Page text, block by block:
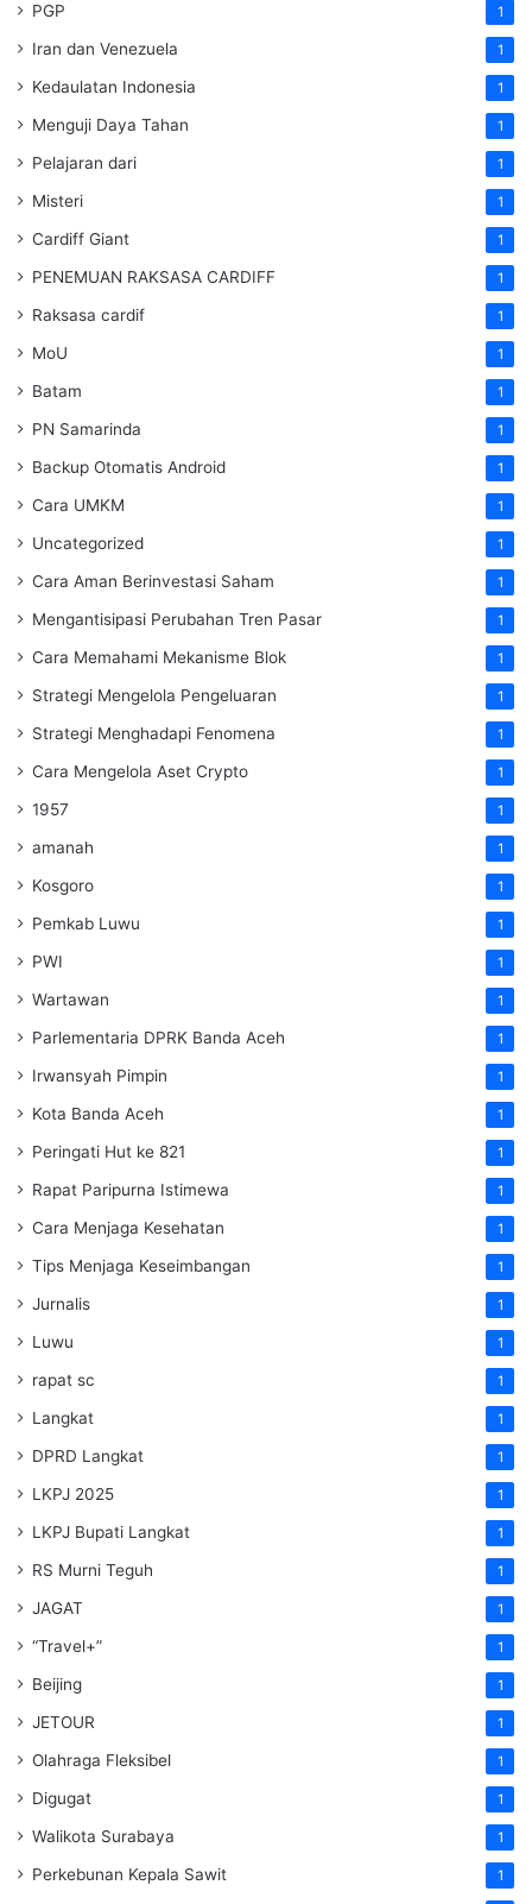
PGP 1
Iran dan Venezuela 1
Kedaulatan Indonesia 1
Menguji Daya Tahan 1
Pelajaran dari 1
Misteri 1
Cardiff Giant 1
PENEMUAN RAKSASA CARDIFF 1
Raksasa cardif 1
MoU 1
Batam 1
PN Samarinda 1
Backup Otomatis Android 1
Cara UMKM 1
Uncategorized 1
Cara Aman Berinvestasi Saham 1
Mengantisipasi Perubahan Tren Pasar 1
Cara Memahami Mekanisme Blok 1
Strategi Mengelola Pengeluaran 1
Strategi Menghadapi Fenomena 1
Cara Mengelola Aset Crypto 1
1957 1
amanah 1
Kosgoro 1
Pemkab Luwu 1
PWI 1
Wartawan 1
Parlementaria DPRK Banda Aceh 1
Irwansyah Pimpin 1
Kota Banda Aceh 1
Peringati Hut ke 821 1
Rapat Paripurna Istimewa 1
Cara Menjaga Kesehatan 1
Tips Menjaga Keseimbangan 1
Jurnalis 1
Luwu 1
rapat sc 1
Langkat 1
DPRD Langkat 1
LKPJ 2025 1
LKPJ Bupati Langkat 1
RS Murni Teguh 1
JAGAT 1
“Travel+” 1
Beijing 1
JETOUR 1
Olahraga Fleksibel 1
Digugat 1
Walikota Surabaya 1
Perkebunan Kepala Sawit 1